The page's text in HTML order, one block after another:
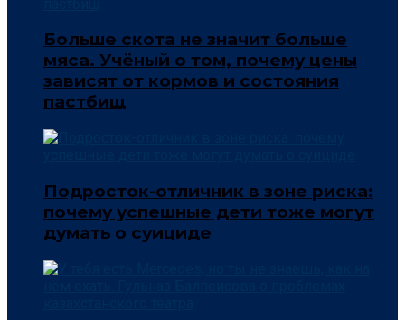
Больше скота не значит больше
мяса. Учёный о том, почему цены
зависят от кормов и состояния
пастбищ
Подросток-отличник в зоне риска:
почему успешные дети тоже могут
думать о суициде